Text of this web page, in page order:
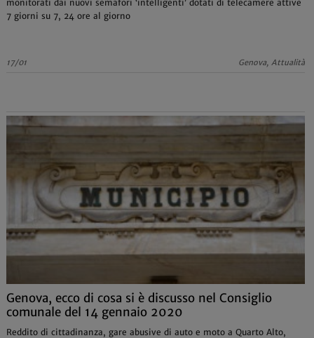
monitorati dai nuovi semafori ‘intelligenti’ dotati di telecamere attive
7 giorni su 7, 24 ore al giorno
17/01 Genova, Attualità
Genova, ecco di cosa si è discusso nel Consiglio
comunale del 14 gennaio 2020
Reddito di cittadinanza, gare abusive di auto e moto a Quarto Alto,